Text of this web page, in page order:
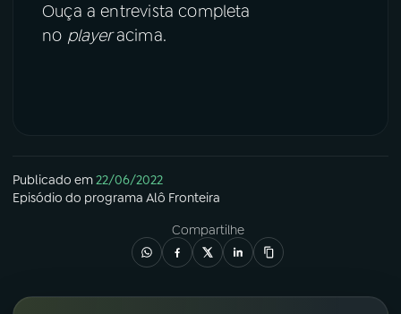
Ouça a entrevista completa
no playeracima.
Publicado em22/06/2022
Episódio do programa Alô Fronteira
Compartilhe